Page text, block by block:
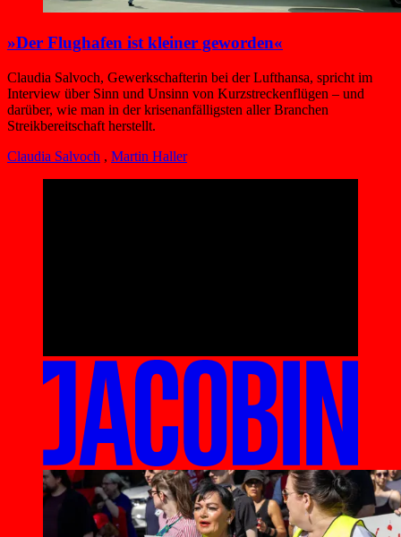
»Der Flughafen ist kleiner geworden«
Claudia Salvoch, Gewerkschafterin bei der Lufthansa, spricht im
Interview über Sinn und Unsinn von Kurzstreckenflügen – und
darüber, wie man in der krisenanfälligsten aller Branchen
Streikbereitschaft herstellt.
Claudia Salvoch , Martin Haller